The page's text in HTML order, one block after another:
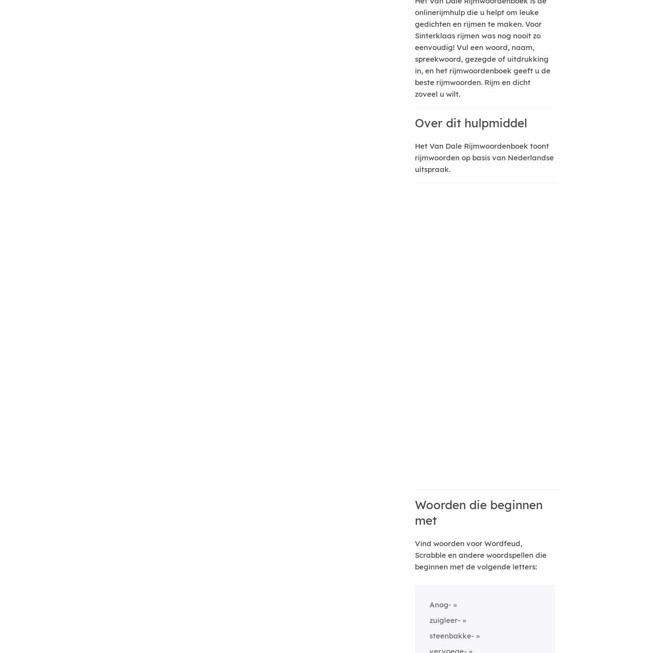
onlinerijmhulp die u helpt om leuke
gedichten en rijmen te maken. Voor
Sinterklaas rijmen was nog nooit zo
eenvoudig! Vul een woord, naam,
spreekwoord, gezegde of uitdrukking
in, en het rijmwoordenboek geeft u de
beste rijmwoorden. Rijm en dicht
zoveel u wilt.
Over dit hulpmiddel
Het Van Dale Rijmwoordenboek toont
rijmwoorden op basis van Nederlandse
uitspraak.
Woorden die beginnen
met
Vind woorden voor Wordfeud,
Scrabble en andere woordspellen die
beginnen met de volgende letters:
Anog-
zuigleer-
steenbakke-